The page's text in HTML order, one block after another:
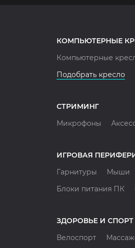
КОМПЬЮТЕРНЫЕ
Компьютерные
Подобрать кресло
СТРИМИНГ
Микрофоны
ИГРОВАЯ
Гарнитуры
Мыши
Блоки питания ПК
ЗДОРОВЬЕ И СПОРТ
Велоспорт